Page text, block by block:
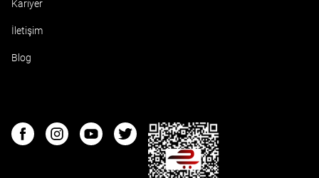
Kariyer
İletişim
Blog
FacebookInstagramYoutubeTwitter
ETBIS